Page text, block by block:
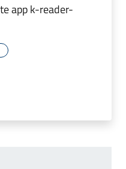
app k-reader-